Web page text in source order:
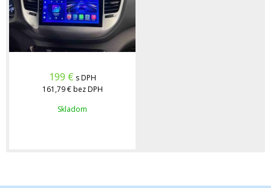
199 € s DPH
161,79 € bez DPH
Skladom